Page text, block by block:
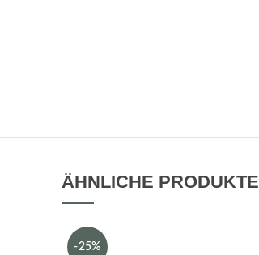
ÄHNLICHE PRODUKTE
-25%